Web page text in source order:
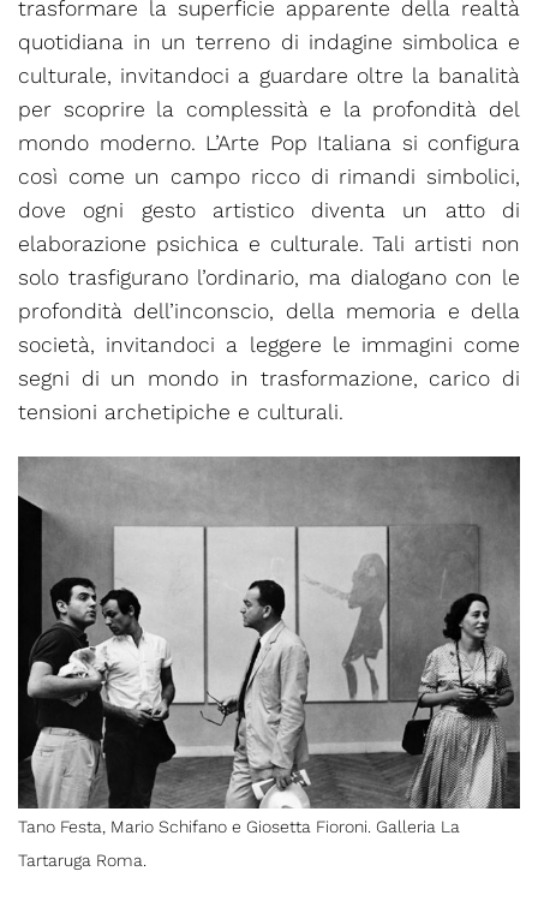
trasformare la superficie apparente della realtà
quotidiana in un terreno di indagine simbolica e
culturale, invitandoci a guardare oltre la banalità
per scoprire la complessità e la profondità del
mondo moderno. L’Arte Pop Italiana si configura
così come un campo ricco di rimandi simbolici,
dove ogni gesto artistico diventa un atto di
elaborazione psichica e culturale. Tali artisti non
solo trasfigurano l’ordinario, ma dialogano con le
profondità dell’inconscio, della memoria e della
società, invitandoci a leggere le immagini come
segni di un mondo in trasformazione, carico di
tensioni archetipiche e culturali.
Tano Festa, Mario Schifano e Giosetta Fioroni. Galleria La
Tartaruga Roma.